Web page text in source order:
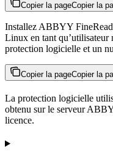
Copier la pageCopier la
Installez ABBYY
Linux en tant qu’utilisateur
protection logicielle et un
Copier la pageCopier la
La protection logicielle
obtenu sur le serveur
licence.